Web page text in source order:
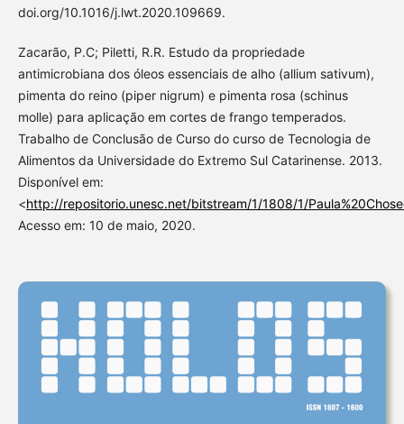
doi.org/10.1016/j.lwt.2020.109669.
Zacarão, P.C; Piletti, R.R. Estudo da propriedade
antimicrobiana dos óleos essenciais de alho (allium sativum),
pimenta do reino (piper nigrum) e pimenta rosa (schinus
molle) para aplicação em cortes de frango temperados.
Trabalho de Conclusão de Curso do curso de Tecnologia de
Alimentos da Universidade do Extremo Sul Catarinense. 2013.
Disponível em:
<http://repositorio.unesc.net/bitstream/1/1808/1/
Acesso em: 10 de maio, 2020.